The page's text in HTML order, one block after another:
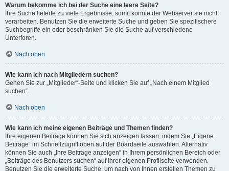
Warum bekomme ich bei der Suche eine leere Seite?
Ihre Suche lieferte zu viele Ergebnisse, somit konnte der Webserver sie nicht
verarbeiten. Benutzen Sie die erweiterte Suche und geben Sie spezifischere
Suchbegriffe ein oder beschränken Sie die Suche auf verschiedene
Unterforen.
Nach oben
Wie kann ich nach Mitgliedern suchen?
Gehen Sie zur „Mitglieder“-Seite und klicken Sie auf „Nach einem Mitglied
suchen“.
Nach oben
Wie kann ich meine eigenen Beiträge und Themen finden?
Ihre eigenen Beiträge können Sie sich anzeigen lassen, indem Sie „Eigene
Beiträge“ im Schnellzugriff oben auf der Boardseite auswählen. Alternativ
können Sie auch „Ihre Beiträge anzeigen“ in Ihrem persönlichen Bereich oder
„Beiträge des Benutzers suchen“ auf Ihrer eigenen Profilseite verwenden.
Benutzen Sie die erweiterte Suche, um nach von Ihnen erstellen Themen zu